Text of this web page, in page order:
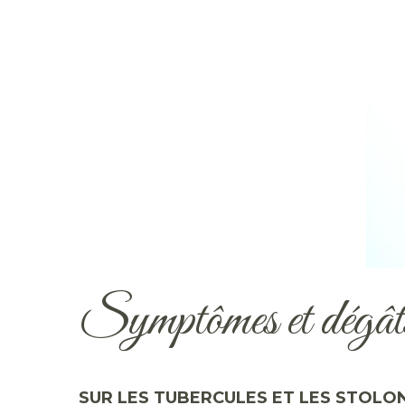
Symptômes et
SUR LES TUBERCULES ET LES